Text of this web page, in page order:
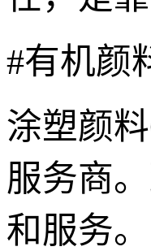
#有机颜
涂塑颜
服务商
和服务。